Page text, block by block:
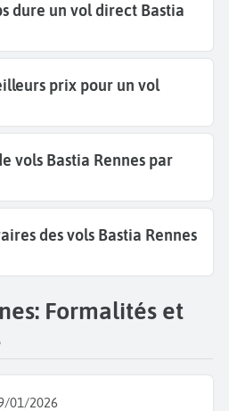
dure un vol direct Bastia
prix pour un vol
vols Bastia Rennes par
des vols Bastia Rennes
Formalités et
01/2026